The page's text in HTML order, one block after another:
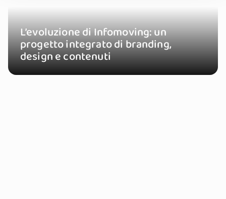
L’evoluzione di Infomoving: un
progetto integrato di branding,
design e contenuti